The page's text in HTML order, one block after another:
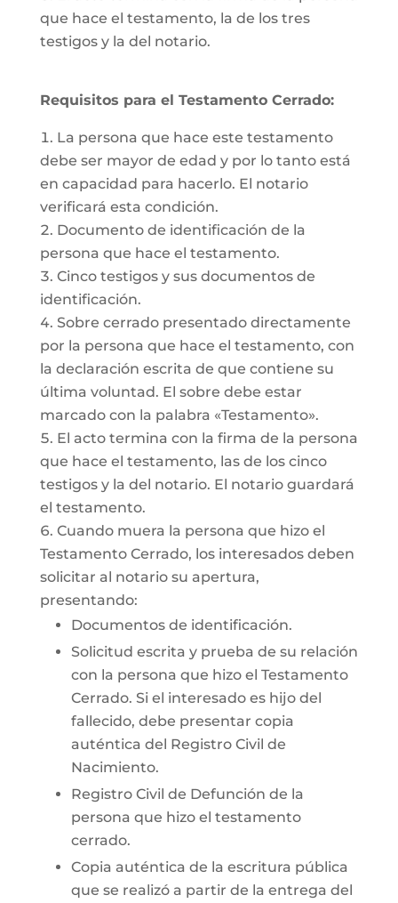
que hace el testamento, la de los tres
testigos y la del notario.
Requisitos para el Testamento Cerrado:
La persona que hace este testamento
debe ser mayor de edad y por lo tanto está
en capacidad para hacerlo. El notario
verificará esta condición.
Documento de identificación de la
persona que hace el testamento.
Cinco testigos y sus documentos de
identificación.
Sobre cerrado presentado directamente
por la persona que hace el testamento, con
la declaración escrita de que contiene su
última voluntad. El sobre debe estar
marcado con la palabra «Testamento».
El acto termina con la firma de la persona
que hace el testamento, las de los cinco
testigos y la del notario. El notario guardará
el testamento.
Cuando muera la persona que hizo el
Testamento Cerrado, los interesados deben
solicitar al notario su apertura,
presentando:
Documentos de identificación.
Solicitud escrita y prueba de su relación
con la persona que hizo el Testamento
Cerrado. Si el interesado es hijo del
fallecido, debe presentar copia
auténtica del Registro Civil de
Nacimiento.
Registro Civil de Defunción de la
persona que hizo el testamento
cerrado.
Copia auténtica de la escritura pública
que se realizó a partir de la entrega del